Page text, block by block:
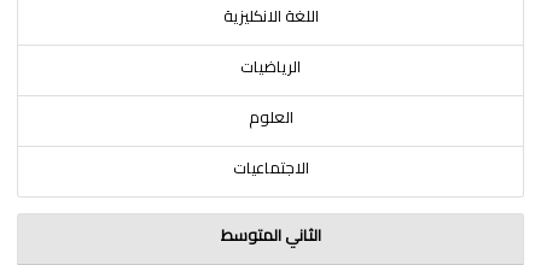
اللغة الانكليزية
الرياضيات
العلوم
الاجتماعيات
الثاني المتوسط